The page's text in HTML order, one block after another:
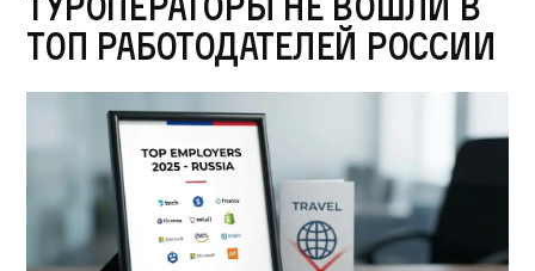
топ работодателей России